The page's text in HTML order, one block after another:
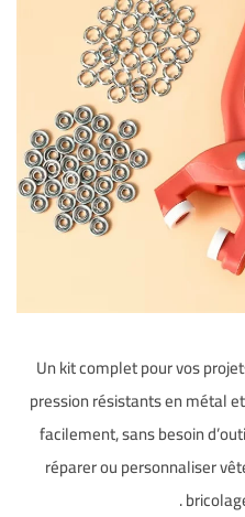
Un kit complet pour vos
pression résistants en métal
facilement, sans besoin
réparer ou personnaliser
.